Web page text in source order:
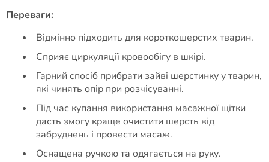
Переваги:
Відмінно підходить для короткошерстих тварин.
Сприяє циркуляції кровообігу в шкірі.
Гарний спосіб прибрати зайві шерстинку у тварин,
які чинять опір при розчісуванні.
Під час купання використання масажної щітки
дасть змогу краще очистити шерсть від
забруднень і провести масаж.
Оснащена ручкою та одягається на руку.